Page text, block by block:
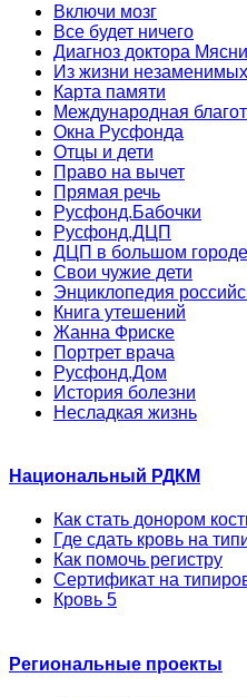
Включи мозг
Все будет ничего
Диагноз доктора
Из жизни незаменимых
Карта памяти
Международная
Окна Русфонда
Отцы и дети
Право на вычет
Прямая речь
Русфонд.Бабочки
Русфонд.ДЦП
ДЦП в большом городе
Свои чужие дети
Энциклопедия
Книга утешений
Жанна Фриске
Портрет врача
Русфонд.Дом
История болезни
Несладкая жизнь
Национальный РДКМ
Как стать донором
Где сдать кровь на
Как помочь регистру
Сертификат на
Кровь 5
Региональные проекты